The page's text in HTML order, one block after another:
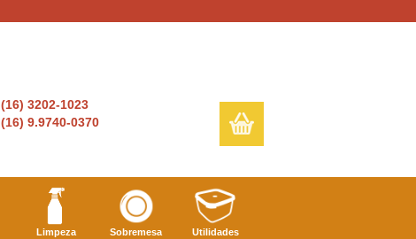
(16) 3202-1023
(16) 9.9740-0370
Limpeza Sobremesa Utilidades